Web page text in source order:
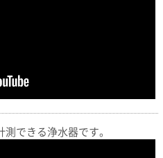
できる浄水器です。